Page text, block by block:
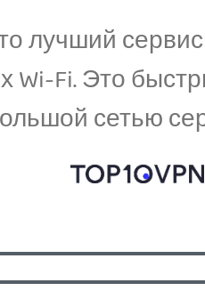
лучший
Wi-Fi. Это
сетью